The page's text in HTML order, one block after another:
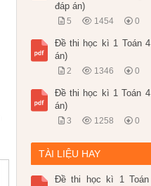
đáp án)
5 1454 0
Đề thi học kì 1 Toán
án)
2 1346 0
Đề thi học kì 1 Toán
án)
3 1258 0
TÀI LIỆU HAY
Đề thi học kì 1